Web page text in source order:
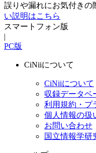
誤りや漏れにお気付きの
い説明はこちら
スマートフォン版
|
PC版
CiNiiについて
CiNiiについて
収録データベ
利用規約・プ
個人情報の扱
お問い合わせ
国立情報学研